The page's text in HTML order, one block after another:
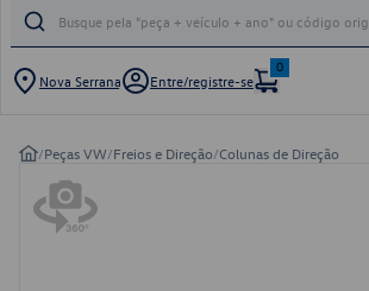
Nova Serrana Entre/registre-se
0
/Peças VW/Freios e Direção/Colunas de Direção